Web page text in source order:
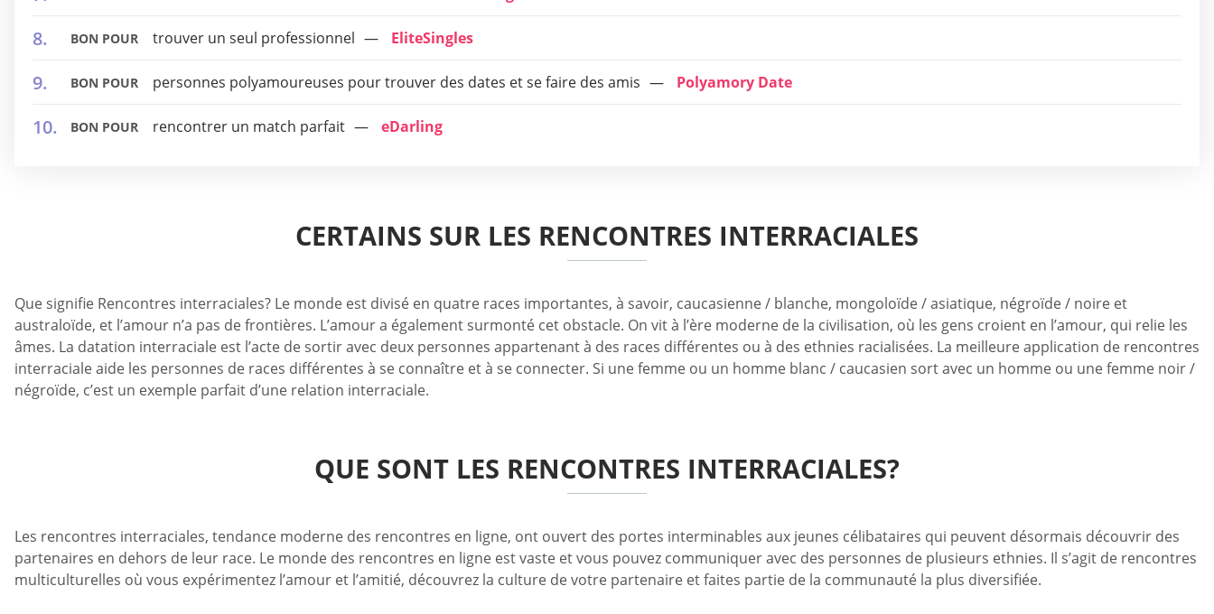
BON POUR trouver un seul professionnel EliteSingles
BON POUR personnes polyamoureuses pour trouver des dates et se faire des amis Polyamory Date
BON POUR rencontrer un match parfait eDarling
CERTAINS SUR LES RENCONTRES INTERRACIALES
Que signifie Rencontres interraciales? Le monde est divisé en quatre races importantes, à savoir, caucasienne / blanche, mongoloïde / asiatique, négroïde / noire et
australoïde, et l’amour n’a pas de frontières. L’amour a également surmonté cet obstacle. On vit à l’ère moderne de la civilisation, où les gens croient en l’amour, qui relie les
âmes. La datation interraciale est l’acte de sortir avec deux personnes appartenant à des races différentes ou à des ethnies racialisées. La meilleure application de rencontres
interraciale aide les personnes de races différentes à se connaître et à se connecter. Si une femme ou un homme blanc / caucasien sort avec un homme ou une femme noir /
négroïde, c’est un exemple parfait d’une relation interraciale.
QUE SONT LES RENCONTRES INTERRACIALES?
Les rencontres interraciales, tendance moderne des rencontres en ligne, ont ouvert des portes interminables aux jeunes célibataires qui peuvent désormais découvrir des
partenaires en dehors de leur race. Le monde des rencontres en ligne est vaste et vous pouvez communiquer avec des personnes de plusieurs ethnies. Il s’agit de rencontres
multiculturelles où vous expérimentez l’amour et l’amitié, découvrez la culture de votre partenaire et faites partie de la communauté la plus diversifiée.